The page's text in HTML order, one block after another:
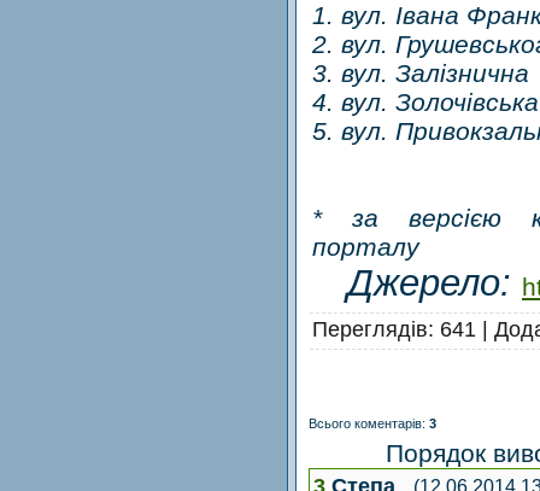
1. вул. Івана
2. вул.
3. вул. Залізнична
4. вул. Золочівська
5. вул.
* за версією
порталу
Джерело:
Переглядів: 641 |
Всього коментарів: 3
Порядок
3 Степа (12.06.2014